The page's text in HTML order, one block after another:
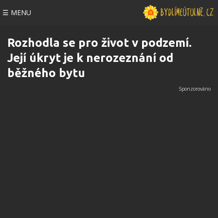
☰ MENU
Rozhodla se pro život v podzemí.
Její úkryt je k nerozeznání od
běžného bytu